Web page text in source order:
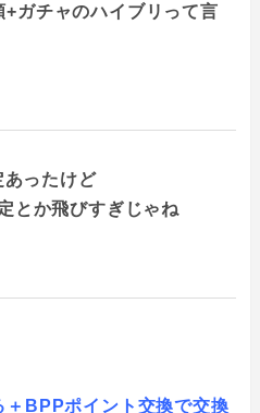
ガチャのハイブリって言
ったけど
とか飛びすぎじゃね
＋BPPポイント交換で交換